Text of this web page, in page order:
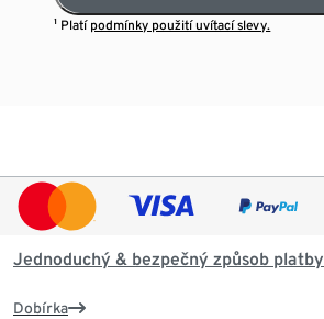
¹ Platí podmínky použití uvítací slevy.
Jednoduchý & bezpečný způsob platby
Dobírka